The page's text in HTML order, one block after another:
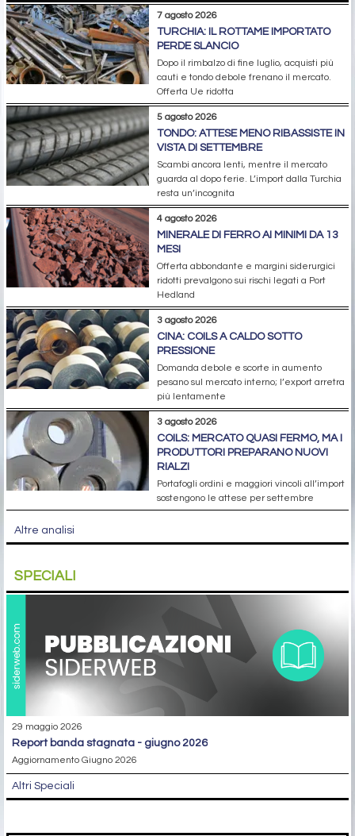
7 agosto 2026
TURCHIA: IL ROTTAME IMPORTATO
PERDE SLANCIO
Dopo il rimbalzo di fine luglio, acquisti più
cauti e tondo debole frenano il mercato.
Offerta Ue ridotta
5 agosto 2026
TONDO: ATTESE MENO RIBASSISTE IN
VISTA DI SETTEMBRE
Scambi ancora lenti, mentre il mercato
guarda al dopo ferie. L’import dalla Turchia
resta un’incognita
4 agosto 2026
MINERALE DI FERRO AI MINIMI DA 13
MESI
Offerta abbondante e margini siderurgici
ridotti prevalgono sui rischi legati a Port
Hedland
3 agosto 2026
CINA: COILS A CALDO SOTTO
PRESSIONE
Domanda debole e scorte in aumento
pesano sul mercato interno; l’export arretra
più lentamente
3 agosto 2026
COILS: MERCATO QUASI FERMO, MA I
PRODUTTORI PREPARANO NUOVI
RIALZI
Portafogli ordini e maggiori vincoli all’import
sostengono le attese per settembre
Altre analisi
SPECIALI
29 maggio 2026
report banda stagnata - giugno 2026
Aggiornamento Giugno 2026
Altri Speciali